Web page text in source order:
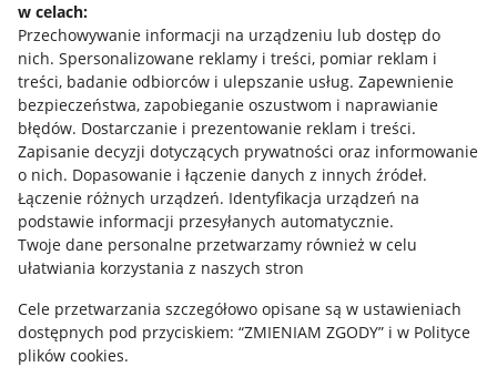
w celach:
Przechowywanie informacji na urządzeniu lub dostęp do
nich. Spersonalizowane reklamy i treści, pomiar reklam i
treści, badanie odbiorców i ulepszanie usług. Zapewnienie
bezpieczeństwa, zapobieganie oszustwom i naprawianie
błędów. Dostarczanie i prezentowanie reklam i treści.
Zapisanie decyzji dotyczących prywatności oraz informowanie
o nich. Dopasowanie i łączenie danych z innych źródeł.
Łączenie różnych urządzeń. Identyfikacja urządzeń na
podstawie informacji przesyłanych automatycznie.
Twoje dane personalne przetwarzamy również w celu
ułatwiania korzystania z naszych stron
Cele przetwarzania szczegółowo opisane są w ustawieniach
dostępnych pod przyciskiem: “ZMIENIAM ZGODY” i w Polityce
plików cookies.
Allegro Gadane dla sprzedających
Allegro Gadane dla kupujących
Mapa miejscowości
Informacje prawne
Regulamin
Polityka plików "cookies"
Ustawienia plików "cookies"
Udostępnianie lokalizacji
Informacje dla Aktu o Usługach Cyfrowych